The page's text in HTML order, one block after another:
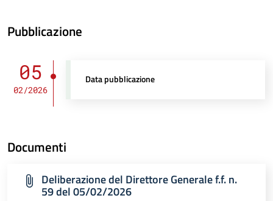
Pubblicazione
05
02/2026
Data pubblicazione
Documenti
Deliberazione del Direttore Generale f.f. n.
59 del 05/02/2026